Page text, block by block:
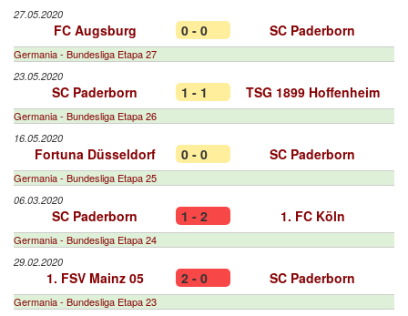
27.05.2020
FC Augsburg 0 - 0 SC Paderborn
Germania - Bundesliga Etapa 27
23.05.2020
SC Paderborn 1 - 1 TSG 1899 Hoffenheim
Germania - Bundesliga Etapa 26
16.05.2020
Fortuna Düsseldorf 0 - 0 SC Paderborn
Germania - Bundesliga Etapa 25
06.03.2020
SC Paderborn 1 - 2 1. FC Köln
Germania - Bundesliga Etapa 24
29.02.2020
1. FSV Mainz 05 2 - 0 SC Paderborn
Germania - Bundesliga Etapa 23